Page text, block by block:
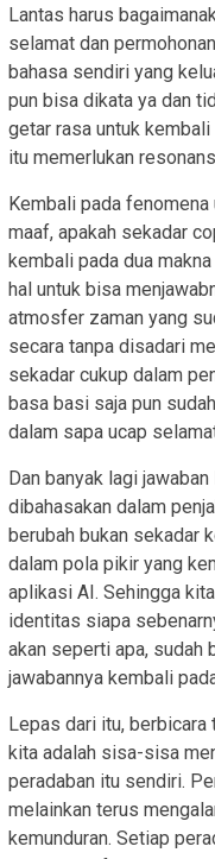
Lantas harus
selamat dan
bahasa sendiri yang
pun bisa dikata ya dan
getar rasa untuk
itu memerlukan
Kembali pada
maaf, apakah sekadar
kembali pada dua
hal untuk bisa
atmosfer zaman yang
secara tanpa disadari
sekadar cukup dalam
basa basi saja pun
dalam sapa ucap
Dan banyak lagi
dibahasakan dalam
berubah bukan sekadar
dalam pola pikir yang
aplikasi AI. Sehingga
identitas siapa
akan seperti apa,
jawabannya kembali
Lepas dari itu, berbicara
kita adalah sisa-sisa
peradaban itu sendiri.
melainkan terus
kemunduran. Setiap